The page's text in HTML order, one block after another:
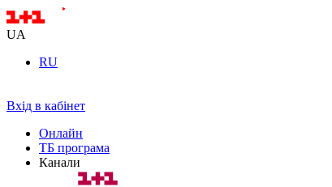
UA
RU
Вхід в кабінет
Онлайн
ТБ програма
Канали